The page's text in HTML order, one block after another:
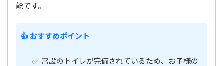
能です。
👍 おすすめポイント
常設のトイレが完備されているため、お子様の